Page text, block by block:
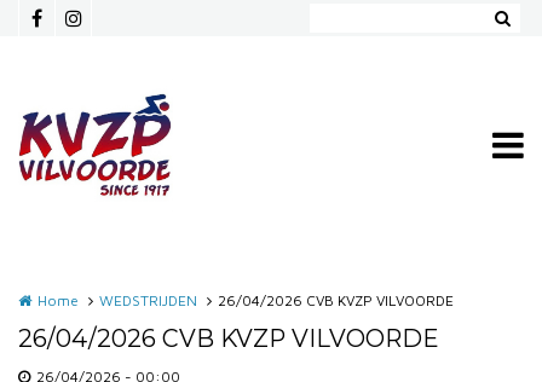
Overslaan en naar de inhoud gaan
Home WEDSTRIJDEN 26/04/2026 CVB KVZP VILVOORDE
26/04/2026 CVB KVZP VILVOORDE
26/04/2026 - 00:00